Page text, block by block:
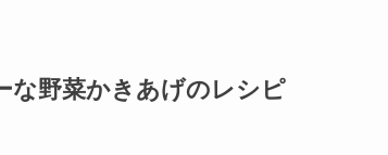
な野菜かきあげのレシピ